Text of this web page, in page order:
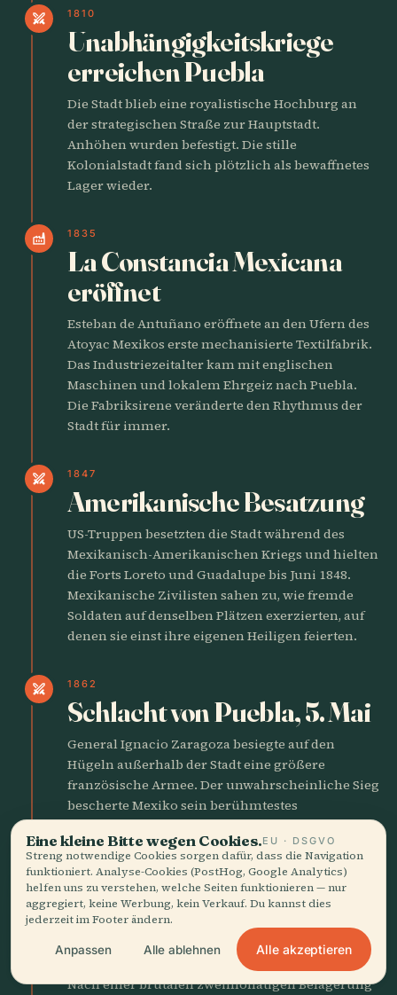
swords 1810
Unabhängigkeitskriege
erreichen Puebla
Die Stadt blieb eine royalistische Hochburg an
der strategischen Straße zur Hauptstadt.
Anhöhen wurden befestigt. Die stille
Kolonialstadt fand sich plötzlich als bewaffnetes
Lager wieder.
factory 1835
La Constancia Mexicana
eröffnet
Esteban de Antuñano eröffnete an den Ufern des
Atoyac Mexikos erste mechanisierte Textilfabrik.
Das Industriezeitalter kam mit englischen
Maschinen und lokalem Ehrgeiz nach Puebla.
Die Fabriksirene veränderte den Rhythmus der
Stadt für immer.
swords 1847
Amerikanische Besatzung
US-Truppen besetzten die Stadt während des
Mexikanisch-Amerikanischen Kriegs und hielten
die Forts Loreto und Guadalupe bis Juni 1848.
Mexikanische Zivilisten sahen zu, wie fremde
Soldaten auf denselben Plätzen exerzierten, auf
denen sie einst ihre eigenen Heiligen feierten.
swords 1862
Schlacht von Puebla, 5. Mai
General Ignacio Zaragoza besiegte auf den
Hügeln außerhalb der Stadt eine größere
französische Armee. Der unwahrscheinliche Sieg
bescherte Mexiko sein berühmtestes
patriotisches Datum. Die Stadt erhielt später ihm
zu Ehren den Namen Puebla de Zaragoza.
swords 1863
Französische Belagerung
und Kapitulation
Nach einer brutalen zweimonatigen Belagerung
Eine kleine Bitte wegen Cookies.EU · DSGVO
Streng notwendige Cookies sorgen dafür, dass die Navigation
funktioniert. Analyse-Cookies (PostHog, Google Analytics)
helfen uns zu verstehen, welche Seiten funktionieren — nur
aggregiert, keine Werbung, kein Verkauf. Du kannst dies
jederzeit im Footer ändern.
Anpassen Alle ablehnen Alle akzeptieren